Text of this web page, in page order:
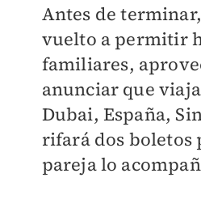
Antes de
vuelto a permitir
familiares,
anunciar que
Dubai, España,
rifará dos boletos
pareja lo